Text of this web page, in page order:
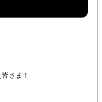
博(太陽の塔のほう)
定です
ことを
さま！